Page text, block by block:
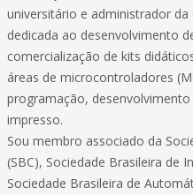
universitário e administrador
dedicada ao desenvolvimento
comercialização de kits
áreas de microcontroladores
programação,
impresso.
Sou membro associado da
(SBC), Sociedade Brasileira de
Sociedade Brasileira de